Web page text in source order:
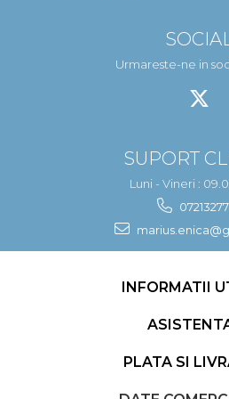
Neoane si LED-uri pentru acvarii
Furtune si conectori acvarii
Conditioneri apa acvariu
Urmareste-ne in
SUPORT
Luni - Vineri :
INFORMATII
PLATA SI